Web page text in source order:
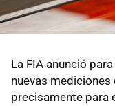
La FIA anunció
nuevas
precisamente para